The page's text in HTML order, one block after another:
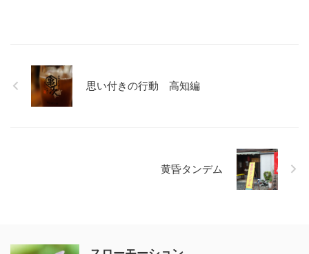
思い付きの行動 高知編
黄昏タンデム